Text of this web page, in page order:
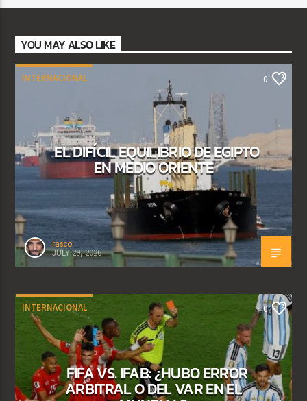
YOU MAY ALSO LIKE
INTERNACIONAL 0
EL DIFÍCIL EQUILIBRIO DE EGIPTO
EN MEDIO ORIENTE
rasco
JULY 29, 2026
INTERNACIONAL 0
FIFA VS. IFAB: ¿HUBO ERROR
ARBITRAL O DEL VAR EN EL